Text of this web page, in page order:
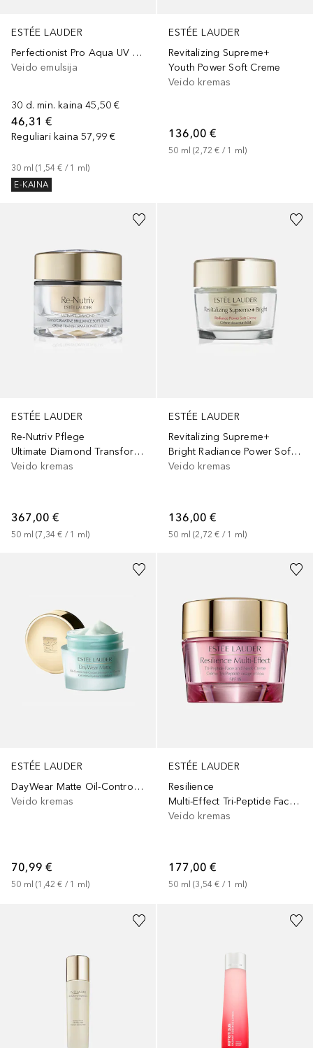
ESTÉE LAUDER
Perfectionist Pro Aqua UV Gel SPF 50
Veido emulsija
30 d. min. kaina 45,50 €
46,31 €
Reguliari kaina 57,99 €
30 ml (1,54 € / 1 ml)
E-KAINA
ESTÉE LAUDER
Revitalizing Supreme+
Youth Power Soft Creme
Veido kremas
136,00 €
50 ml (2,72 € / 1 ml)
ESTÉE LAUDER
Re-Nutriv Pflege
Ultimate Diamond Transformative Brilliance Soft Creme
Veido kremas
367,00 €
50 ml (7,34 € / 1 ml)
ESTÉE LAUDER
Revitalizing Supreme+
Bright Radiance Power Soft Crème
Veido kremas
136,00 €
50 ml (2,72 € / 1 ml)
ESTÉE LAUDER
DayWear Matte Oil-Control Gel Creme
Veido kremas
70,99 €
50 ml (1,42 € / 1 ml)
ESTÉE LAUDER
Resilience
Multi-Effect Tri-Peptide Face and Neck Creme SPF15
Veido kremas
177,00 €
50 ml (3,54 € / 1 ml)